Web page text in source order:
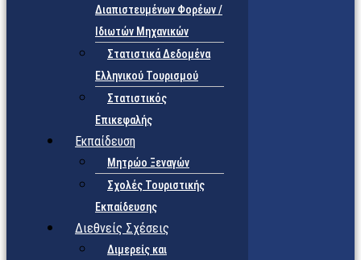
Διαπιστευμένων Φορέων /
Ιδιωτών Μηχανικών
Στατιστικά Δεδομένα
Ελληνικού Τουρισμού
Στατιστικός
Επικεφαλής
Εκπαίδευση
Μητρώο Ξεναγών
Σχολές Τουριστικής
Εκπαίδευσης
Διεθνείς Σχέσεις
Διμερείς και